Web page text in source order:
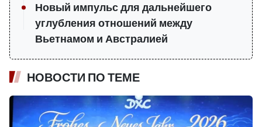
Новый импульс для дальнейшего
углубления отношений между
Вьетнамом и Австралией
НОВОСТИ ПО ТЕМЕ